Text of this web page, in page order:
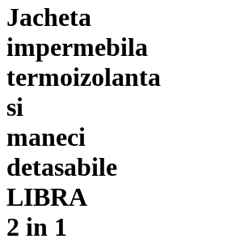
Jacheta
impermebila
termoizolanta
si
maneci
detasabile
LIBRA
2 in 1